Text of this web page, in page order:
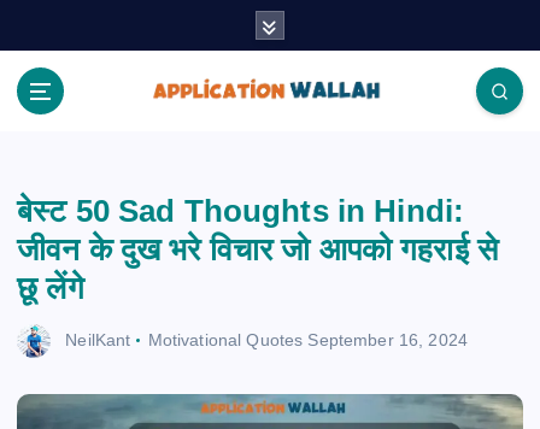
बेस्ट 50 Sad Thoughts in Hindi:
जीवन के दुख भरे विचार जो आपको गहराई से
छू लेंगे
NeilKant Motivational Quotes September 16, 2024